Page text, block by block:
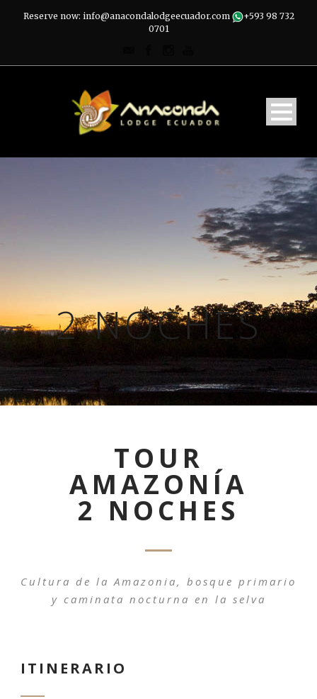
Reserve now: info@anacondalodgeecuador.com
+593 98 732
0701
2 NOCHES
TOUR
AMAZONÍA
2 NOCHES
Cultura de la Amazonia, bosque primario
y caminata nocturna en la selva
ITINERARIO